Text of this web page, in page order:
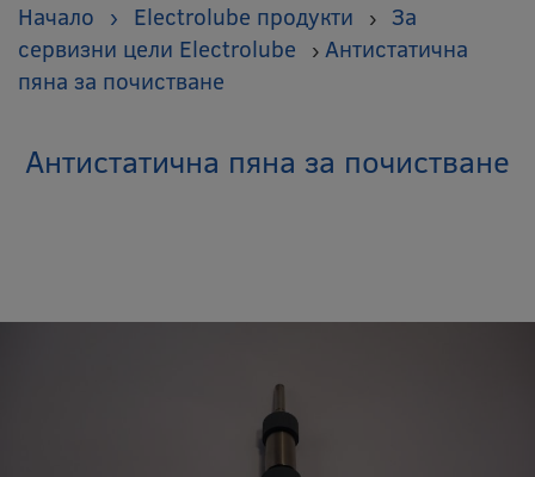
Начало › Electrolube продукти › За
сервизни цели Electrolube
› Антистатична
пяна за почистване
Антистатична пяна за почистване